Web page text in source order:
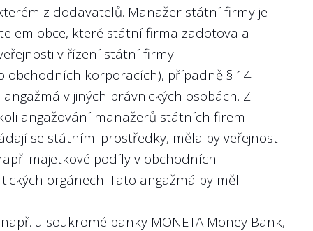
managementu, protože státní firmy naplňují
měřitelné a ambiciózní cíle, aby byl veřejný
(KPI - key performance indicators) jako
nebo 2025?
z dodavatelů. Manažer státní firmy je
obce, které státní firma zadotovala
v řízení státní firmy.
obchodních korporacích), případně§ 14
v jiných právnických osobách. Z
angažování manažerů státních firem
se státními prostředky, měla by veřejnost
majetkové podíly v obchodních
orgánech. Tato angažmá by měli
u soukromé banky MONETA Money Bank,